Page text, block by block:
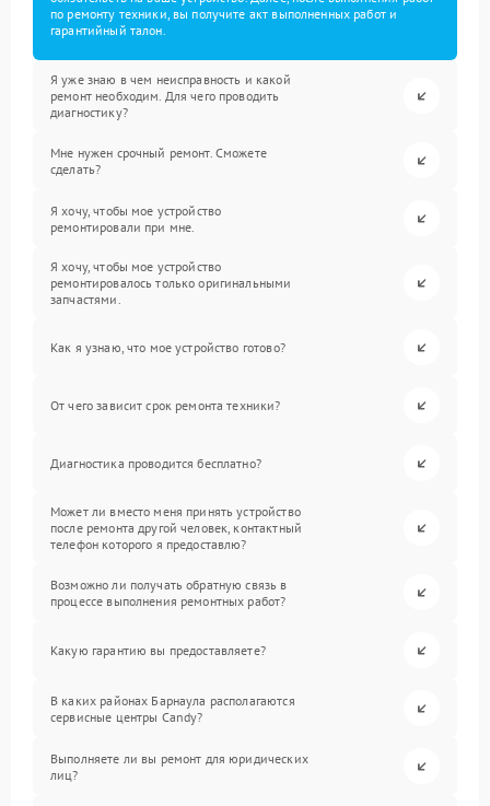
по ремонту техники, вы получите акт выполненных работ и
гарантийный талон.
Я уже знаю в чем неисправность и какой
ремонт необходим. Для чего проводить
диагностику?
Мне нужен срочный ремонт. Сможете
сделать?
Я хочу, чтобы мое устройство
ремонтировали при мне.
Я хочу, чтобы мое устройство
ремонтировалось только оригинальными
запчастями.
Как я узнаю, что мое устройство готово?
От чего зависит срок ремонта техники?
Диагностика проводится бесплатно?
Может ли вместо меня принять устройство
после ремонта другой человек, контактный
телефон которого я предоставлю?
Возможно ли получать обратную связь в
процессе выполнения ремонтных работ?
Какую гарантию вы предоставляете?
В каких районах Барнаула располагаются
сервисные центры Candy?
Выполняете ли вы ремонт для юридических
лиц?